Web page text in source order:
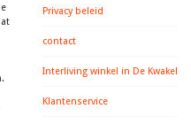
Privacy beleid
contact
Interliving winkel in De Kwakel
Klantenservice